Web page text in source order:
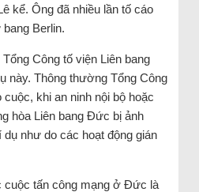
kể. Ông đã nhiều lần tố cáo
Berlin.
Công tố viện Liên bang
này. Thông thường Tổng Công
khi an ninh nội bộ hoặc
hòa Liên bang Đức bị ảnh
như do các hoạt động gián
cuộc tấn công mạng ở Đức là